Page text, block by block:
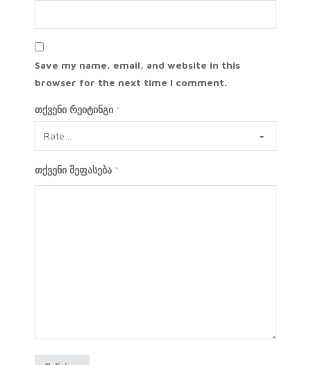
Save my name, email, and website in this
browser for the next time I comment.
თქვენი რეიტინგი *
თქვენი შეფასება *